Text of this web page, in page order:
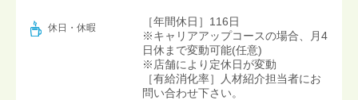
休日・休暇
［年間休日］116日
※キャリアアップコースの場合、月4
日休まで変動可能(任意)
※店舗により定休日が変動
［有給消化率］人材紹介担当者にお
問い合わせ下さい。